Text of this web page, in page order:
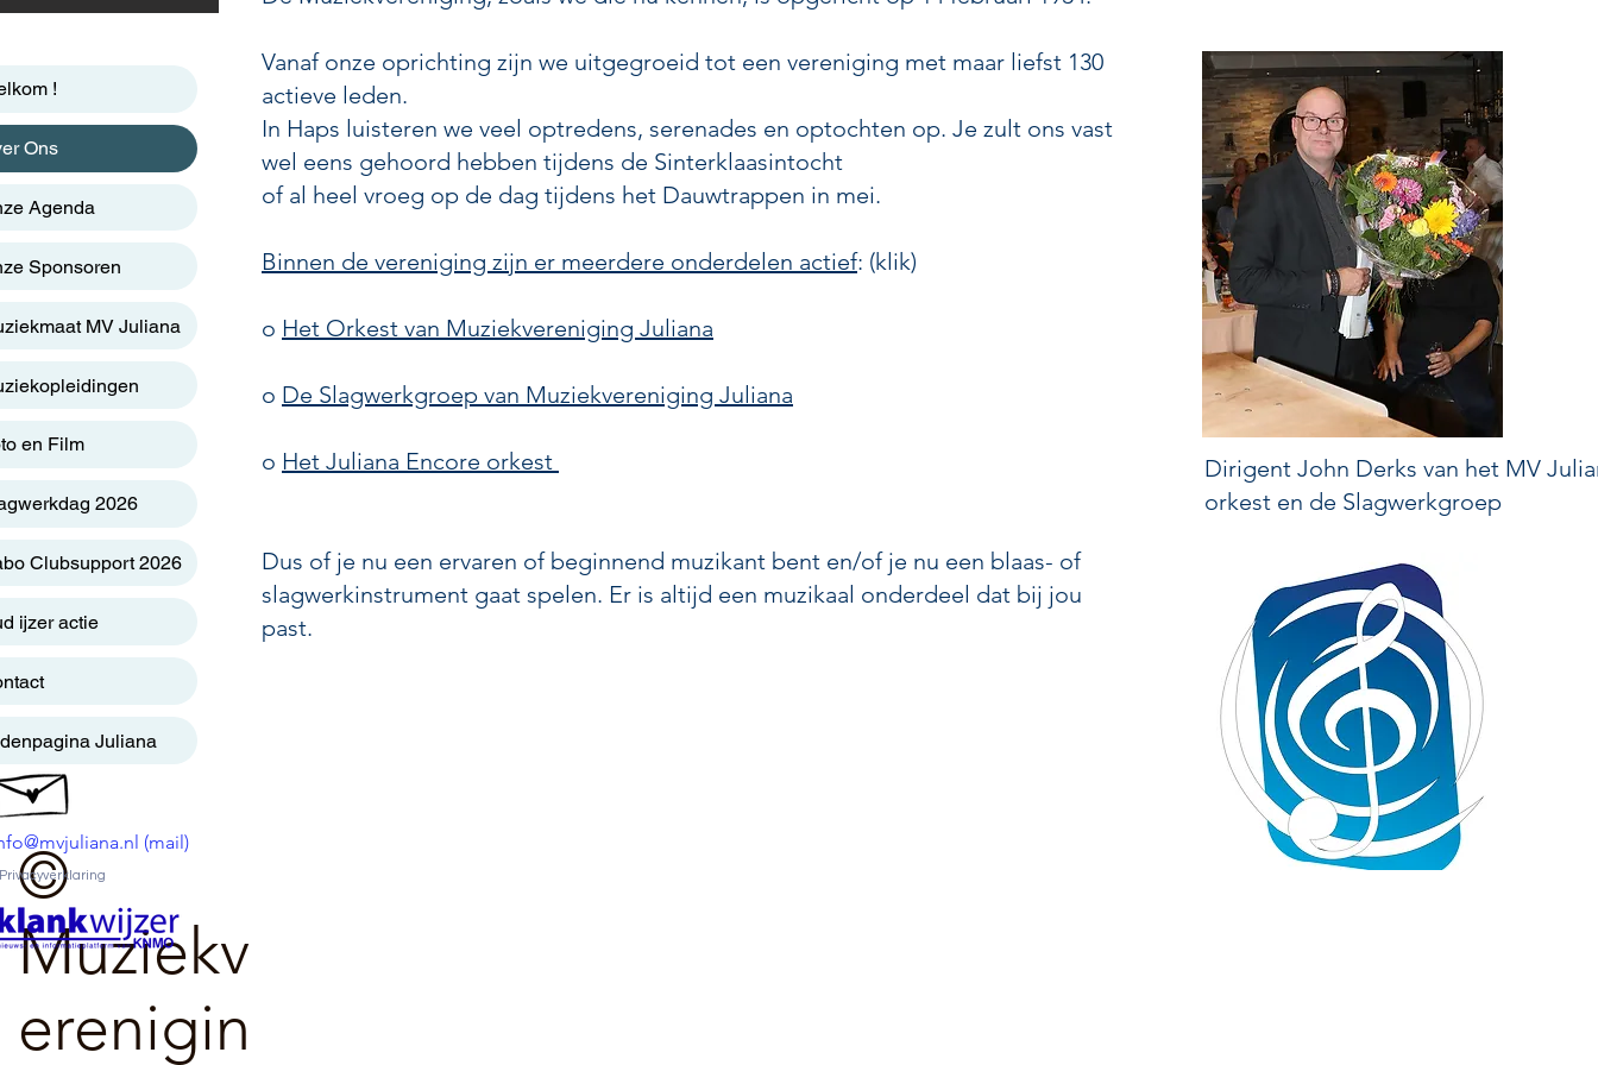
©
Muziekv
erenigin
Vanaf onze oprichting zijn we uitgegroeid tot een vereniging met maar liefst 130
actieve leden.
In Haps luisteren we veel optredens, serenades en optochten op. Je zult ons vast
wel eens gehoord hebben tijdens de Sinterklaasintocht
of al heel vroeg op de dag tijdens het Dauwtrappen in mei.
Binnen de vereniging zijn er meerdere onderdelen actief: (klik)
o Het Orkest van Muziekvereniging Juliana
o De Slagwerkgroep van Muziekvereniging Juliana
o Het Juliana Encore orkest
Dus of je nu een ervaren of beginnend muzikant bent en/of je nu een blaas- of
slagwerkinstrument gaat spelen. Er is altijd een muzikaal onderdeel dat bij jou
past.
Dirigent John Derks van het MV
orkest en de Slagwerkgroep
!
Ons
Agenda
Sponsoren
MV Juliana
en Film
2026
Clubsupport 2026
ijzer actie
Juliana
(mail)
Privacyverklaring